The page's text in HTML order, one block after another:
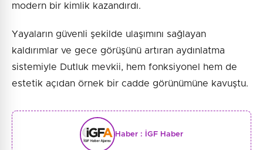
modern bir kimlik kazandırdı.
Yayaların güvenli şekilde ulaşımını sağlayan
kaldırımlar ve gece görüşünü artıran aydınlatma
sistemiyle Dutluk mevkii, hem fonksiyonel hem de
estetik açıdan örnek bir cadde görünümüne kavuştu.
Haber : İGF Haber